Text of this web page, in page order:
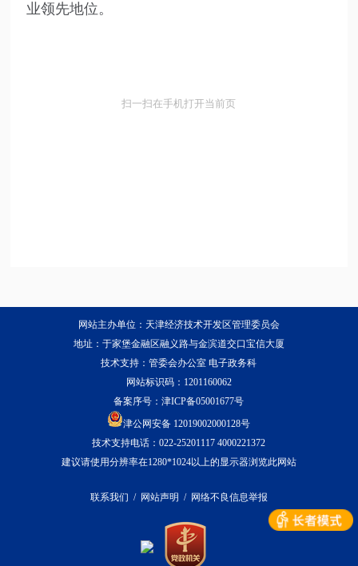
业领先地位。
扫一扫在手机打开当前页
网站主办单位：天津经济技术开发区管理委员会
地址：于家堡金融区融义路与金滨道交口宝信大厦
技术支持：管委会办公室 电子政务科
网站标识码：1201160062
备案序号：津ICP备05001677号
津公网安备 12019002000128号
技术支持电话：022-25201117 4000221372
建议请使用分辨率在1280*1024以上的显示器浏览此网站
联系我们 / 网站声明 / 网络不良信息举报